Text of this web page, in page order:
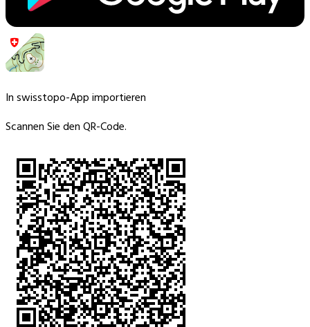
In swisstopo-App importieren
Scannen Sie den QR-Code.